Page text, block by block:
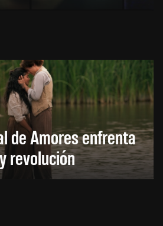
de Amores enfrenta
revolución